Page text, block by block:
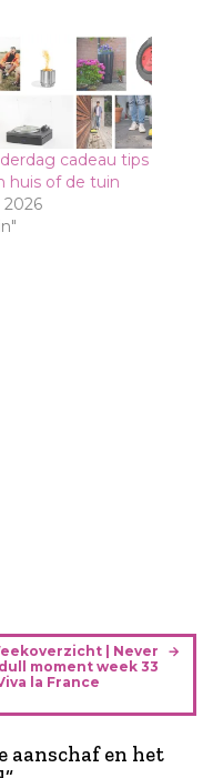
cadeau tips
huis of de tuin
2026
| Never
moment week 33
la France
aanschaf en het